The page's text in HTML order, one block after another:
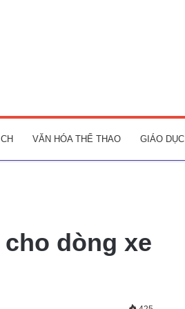
VĂN HÓA THỂ THAO GIÁO DỤC
dòng xe